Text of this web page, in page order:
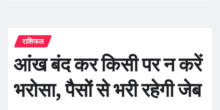
राशिफल
आंख बंद कर किसी पर न करें
भरोसा, पैसों से भरी रहेगी जेब